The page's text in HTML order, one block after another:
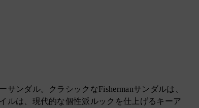
ンダル。クラシックなFishermanサンダルは、
ルは、現代的な個性派ルックを仕上げるキーア